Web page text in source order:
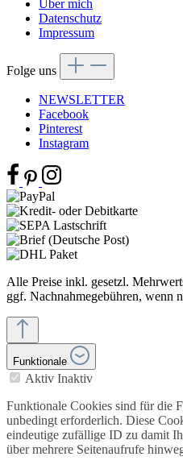
Über mich
Datenschutz
Impressum
Folge uns
NEWSLETTER
Facebook
Pinterest
Instagram
Alle Preise inkl. gesetzl.
ggf. Nachnahmegebühren, wenn
Funktionale
Aktiv Inaktiv
Funktionale Cookies sind für die
unbedingt erforderlich. Diese
eindeutige zufällige ID zu damit
über mehrere Seitenaufrufe